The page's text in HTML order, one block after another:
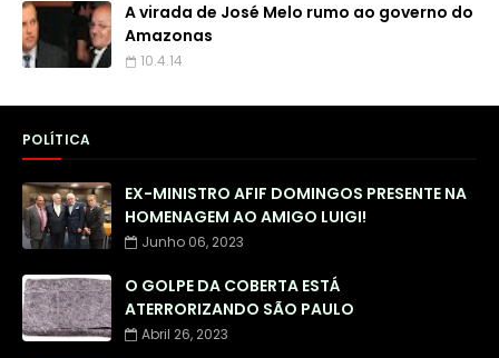
A virada de José Melo rumo ao governo do
Amazonas
10.4.14
POLÍTICA
EX-MINISTRO AFIF DOMINGOS PRESENTE NA
HOMENAGEM AO AMIGO LUIGI!
Junho 06, 2023
O GOLPE DA COBERTA ESTÁ
ATERRORIZANDO SÃO PAULO
Abril 26, 2023